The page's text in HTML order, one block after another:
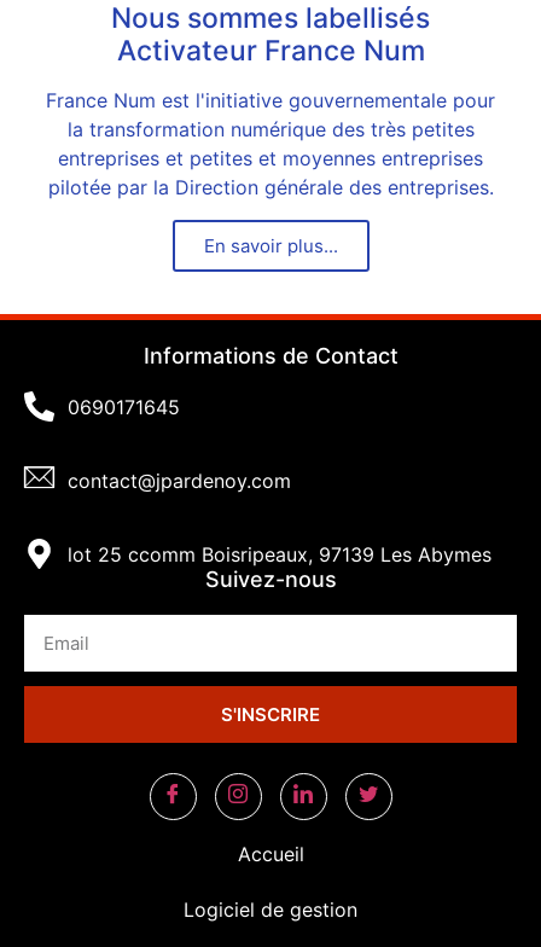
Nous sommes labellisés
Activateur France Num
France Num est l'initiative gouvernementale pour
la transformation numérique des très petites
entreprises et petites et moyennes entreprises
pilotée par la Direction générale des entreprises.
En savoir plus...
Informations de Contact
0690171645
contact@jpardenoy.com
lot 25 ccomm Boisripeaux, 97139 Les Abymes
Suivez-nous
S'INSCRIRE
Accueil
Logiciel de gestion